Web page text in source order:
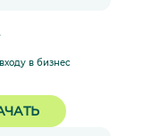
в бизнес